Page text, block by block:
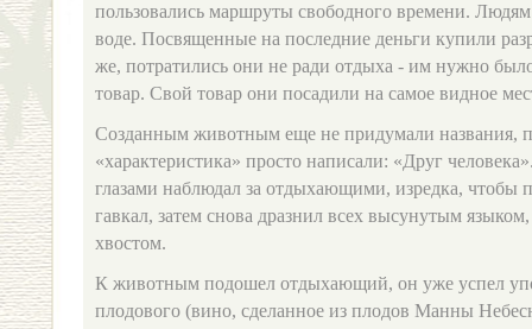
пользовались маршруты свободного времени.
воде. Посвященные на последние деньги купили
же, потратились они не ради отдыха - им нужно
товар. Свой товар они посадили на самое видное
Созданным животным еще не придумали названия,
«характеристика» просто написали: «Друг
глазами наблюдал за отдыхающими, изредка, чтобы
гавкал, затем снова дразнил всех высунутым
хвостом.
К животным подошел отдыхающий, он уже успел
плодового (вино, сделанное из плодов Манны